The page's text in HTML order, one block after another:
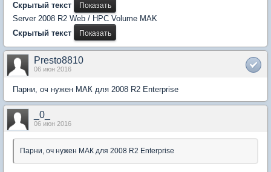
Скрытый текст
Server 2008 R2 Web / HPC Volume MAK
Скрытый текст
Presto8810
06 июн 2016
Парни, оч нужен МАК для 2008 R2 Enterprise
_0_
06 июн 2016
Парни, оч нужен МАК для 2008 R2 Enterprise